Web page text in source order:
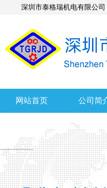
深圳市泰格瑞机电有限公司
网站首页 公司简